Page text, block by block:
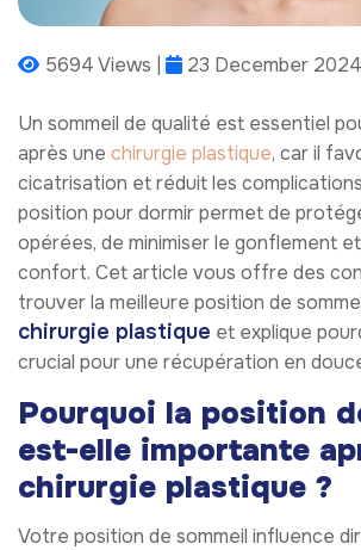
5694 Views | 23 December 2024
Un sommeil de qualité est essentiel
après une chirurgie plastique, car il
cicatrisation et réduit les
position pour dormir permet de
opérées, de minimiser le gonflement
confort. Cet article vous offre des
trouver la meilleure position de
chirurgie plastique et explique
crucial pour une récupération en
Pourquoi la position
est-elle importante
chirurgie plastique ?
Votre position de sommeil influence